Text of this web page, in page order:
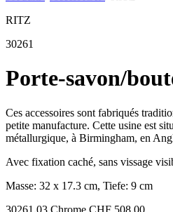
RITZ
30261
Porte-savon/
Ces accessoires sont fabriqués
petite manufacture. Cette usine est
métallurgique, à Birmingham, en
Avec fixation caché, sans vissage
Masse: 32 x 17.3 cm, Tiefe: 9 cm
30261.03 Chrome CHF 508.00